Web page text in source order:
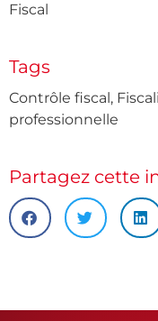
Fiscal
Tags
Contrôle fiscal ,
professionnelle
Partagez cette